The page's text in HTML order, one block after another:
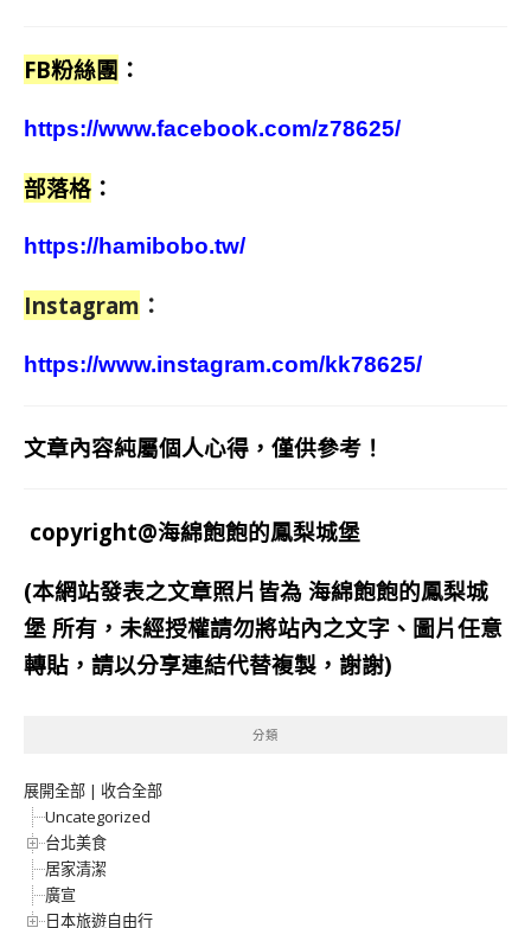
FB粉絲團 ：
https://www.facebook.com/z78625/
部落格 ：
https://hamibobo.tw/
Instagram ：
https://www.instagram.com/kk78625/
文章內容純屬個人心得，僅供參考！
copyright@海綿飽飽的鳳梨城堡
(本網站發表之文章照片皆為 海綿飽飽的鳳梨城
堡 所有，未經授權請勿將站內之文字、圖片任意
轉貼，請以分享連結代替複製，謝謝)
分類
展開全部 | 收合全部
Uncategorized
台北美食
居家清潔
廣宣
日本旅遊自由行